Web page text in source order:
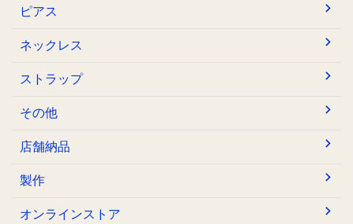
ピアス
ネックレス
ストラップ
その他
店舗納品
製作
オンラインストア